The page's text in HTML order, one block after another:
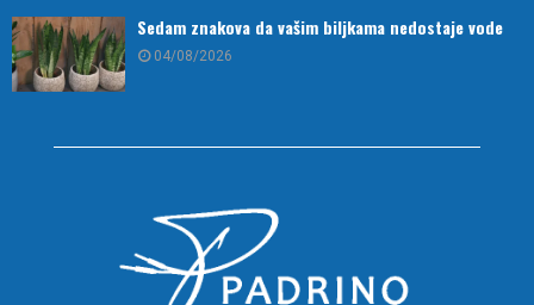
Sedam znakova da vašim biljkama nedostaje vode
04/08/2026